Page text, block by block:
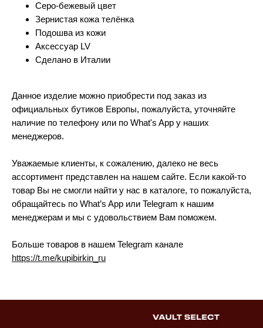
Серо-бежевый цвет
Зернистая кожа телёнка
Подошва из кожи
Аксессуар LV
Сделано в Италии
Данное изделие можно приобрести под заказ из
официальных бутиков Европы, пожалуйста, уточняйте
наличие по телефону или по What's App у наших
менеджеров.
Уважаемые клиенты, к сожалению, далеко не весь
ассортимент представлен на нашем сайте. Если какой-то
товар Вы не смогли найти у нас в каталоге, то пожалуйста,
обращайтесь по What’s App или Telegram к нашим
менеджерам и мы с удовольствием Вам поможем.
Больше товаров в нашем Telegram канале
https://t.me/kupibirkin_ru